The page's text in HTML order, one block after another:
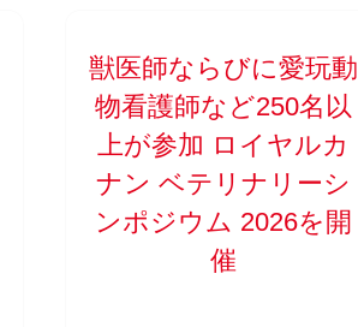
獣医師ならびに愛玩動
物看護師など250名以
上が参加 ロイヤルカ
ナン ベテリナリーシ
ンポジウム 2026を開
催